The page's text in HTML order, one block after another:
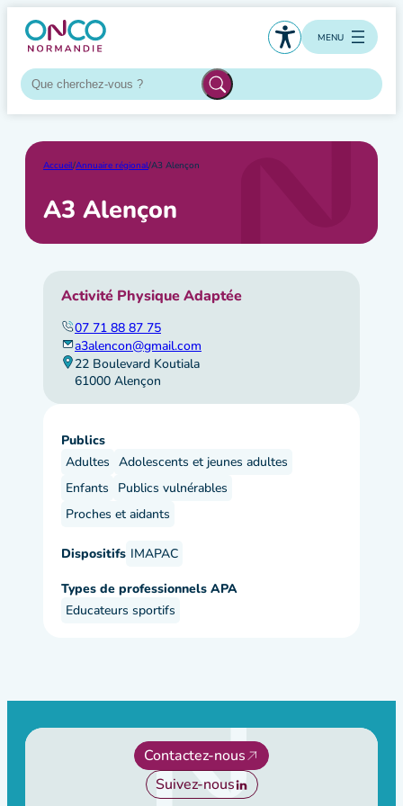
Aller
contenu
MENU
Accueil/Annuaire régional/A3 Alençon
A3 Alençon
Activité Physique Adaptée
07 71 88 87 75
a3alencon@gmail.com
22 Boulevard Koutiala
61000 Alençon
Publics
Adultes Adolescents et jeunes adultes
Enfants
Publics vulnérables
Proches et aidants
Dispositifs IMAPAC
Types de professionnels APA
Educateurs sportifs
Contactez-nous
Suivez-nous